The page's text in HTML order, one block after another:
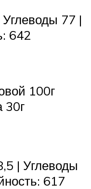
77 |
642
100г
30г
| Углеводы
617